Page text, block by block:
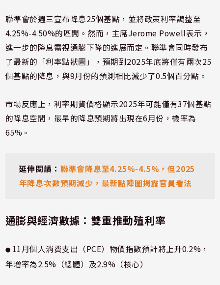
聯準會於週三宣布降息25個基點，並將政策利率調整至
4.25%-4.50%的區間。然而，主席Jerome Powell表示，
進一步的降息需視通膨下降的進展而定。聯準會同時發布
了最新的「利率點狀圖」，預期到2025年底將僅有兩次25
個基點的降息，與9月份的預測相比減少了0.5個百分點。
市場反應上，利率期貨價格顯示2025年可能僅有37個基點
的降息空間，最早的降息預期將出現在6月份，機率為
65%。
延伸閱讀： 聯準會降息至4.25%-4.5%，但2025
年降息次數預期減少，最新點陣圖揭露官員看法
通膨與經濟數據：雙重推動殖利率
● 11月個人消費支出（PCE）物價指數預計將上升0.2%，
年增率為2.5%（總體）及2.9%（核心）